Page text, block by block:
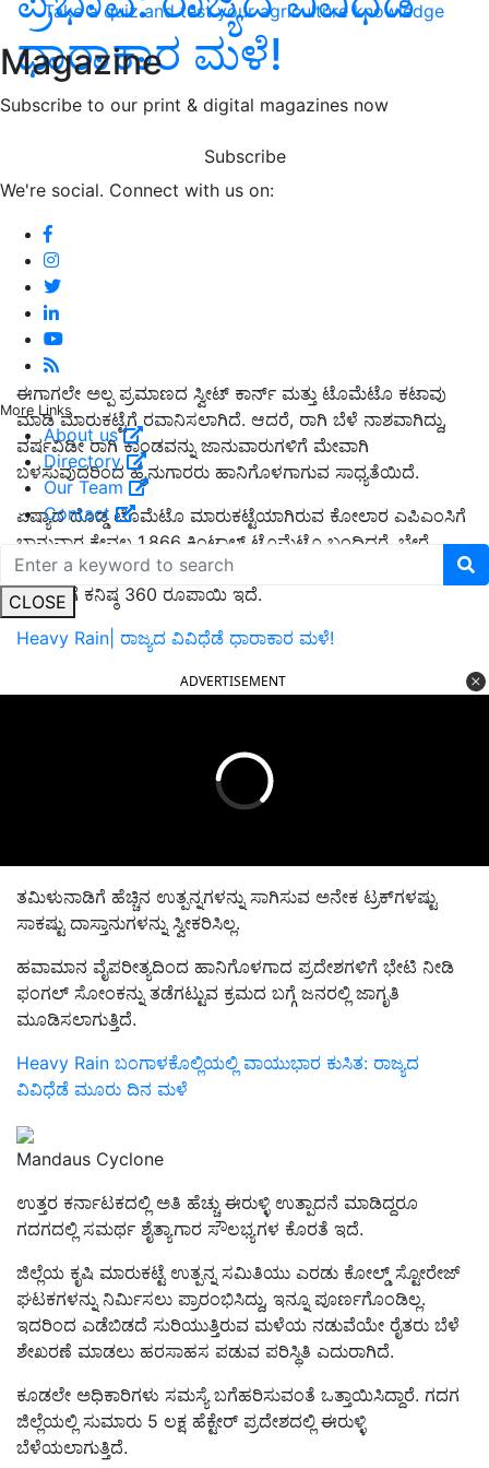
Take a quiz and test your agriculture knowledge
Magazine
Subscribe to our print & digital magazines now
Subscribe
We're social. Connect with us on:
More Links
About us
Directory
Our Team
Contact
CLOSE
ಧಾರಾಕಾರ ಮಳೆ!
ಈಗಾಗಲೇ ಅಲ್ಪ ಪ್ರಮಾಣದ ಸ್ವೀಟ್ ಕಾರ್ನ್ ಮತ್ತು ಟೊಮೆಟೊ ಕಟಾವು
ಮಾಡಿ ಮಾರುಕಟ್ಟೆಗೆ ರವಾನಿಸಲಾಗಿದೆ. ಆದರೆ, ರಾಗಿ ಬೆಳೆ ನಾಶವಾಗಿದ್ದು,
ವರ್ಷವಿಡೀ ರಾಗಿ ಕಾಂಡವನ್ನು ಜಾನುವಾರುಗಳಿಗೆ ಮೇವಾಗಿ
ಬಳಸುವುದರಿಂದ ಹೈನುಗಾರರು ಹಾನಿಗೊಳಗಾಗುವ ಸಾಧ್ಯತೆಯಿದೆ.
ಏಷ್ಯಾದ ದೊಡ್ಡ ಟೊಮೆಟೊ ಮಾರುಕಟ್ಟೆಯಾಗಿರುವ ಕೋಲಾರ ಎಪಿಎಂಸಿಗೆ
ಭಾನುವಾರ ಕೇವಲ 1,866 ಕ್ವಿಂಟಾಲ್ ಟೊಮೆಟೊ ಬಂದಿದ್ದರೆ ಬೇರೆ
ದಿನದಲ್ಲಿ 10 ಸಾವಿರಕ್ವಿಂಟಲ್‌ಗೂಹೆಚ್ಚು
ಕಂಟೆನ್‌ಗೆ ಕನಿಷ್ಠ 360 ರೂಪಾಯಿ ಇದೆ.
Heavy Rain| ರಾಜ್ಯದ ವಿವಿಧೆಡೆ ಧಾರಾಕಾರ ಮಳೆ!
ADVERTISEMENT
ತಮಿಳುನಾಡಿಗೆ ಹೆಚ್ಚಿನ ಉತ್ಪನ್ನಗಳನ್ನು ಸಾಗಿಸುವ ಅನೇಕ ಟ್ರಕ್‌ಗಳಷ್ಟು
ಸಾಕಷ್ಟು ದಾಸ್ತಾನುಗಳನ್ನು ಸ್ವೀಕರಿಸಿಲ್ಲ.
ಹವಾಮಾನ ವೈಪರೀತ್ಯದಿಂದ ಹಾನಿಗೊಳಗಾದ ಪ್ರದೇಶಗಳಿಗೆ ಭೇಟಿ ನೀಡಿ
ಫಂಗಲ್ ಸೋಂಕನ್ನು ತಡೆಗಟ್ಟುವ ಕ್ರಮದ ಬಗ್ಗೆ ಜನರಲ್ಲಿ ಜಾಗೃತಿ
ಮೂಡಿಸಲಾಗುತ್ತಿದೆ.
Heavy Rain ಬಂಗಾಳಕೊಲ್ಲಿಯಲ್ಲಿ ವಾಯುಭಾರ ಕುಸಿತ: ರಾಜ್ಯದ
ವಿವಿಧೆಡೆ ಮೂರು ದಿನ ಮಳೆ
Mandaus Cyclone
ಉತ್ತರ ಕರ್ನಾಟಕದಲ್ಲಿ ಅತಿ ಹೆಚ್ಚು ಈರುಳ್ಳಿ ಉತ್ಪಾದನೆ ಮಾಡಿದ್ದರೂ
ಗದಗದಲ್ಲಿ ಸಮರ್ಥ ಶೈತ್ಯಾಗಾರ ಸೌಲಭ್ಯಗಳ ಕೊರತೆ ಇದೆ.
ಜಿಲ್ಲೆಯ ಕೃಷಿ ಮಾರುಕಟ್ಟೆ ಉತ್ಪನ್ನ ಸಮಿತಿಯು ಎರಡು ಕೋಲ್ಡ್ ಸ್ಟೋರೇಜ್
ಘಟಕಗಳನ್ನು ನಿರ್ಮಿಸಲು ಪ್ರಾರಂಭಿಸಿದ್ದು, ಇನ್ನೂ ಪೂರ್ಣಗೊಂಡಿಲ್ಲ.
ಇದರಿಂದ ಎಡೆಬಿಡದೆ ಸುರಿಯುತ್ತಿರುವ ಮಳೆಯ ನಡುವೆಯೇ ರೈತರು ಬೆಳೆ
ಶೇಖರಣೆ ಮಾಡಲು ಹರಸಾಹಸ ಪಡುವ ಪರಿಸ್ಥಿತಿ ಎದುರಾಗಿದೆ.
ಕೂಡಲೇ ಅಧಿಕಾರಿಗಳು ಸಮಸ್ಯೆ ಬಗೆಹರಿಸುವಂತೆ ಒತ್ತಾಯಿಸಿದ್ದಾರೆ. ಗದಗ
ಜಿಲ್ಲೆಯಲ್ಲಿ ಸುಮಾರು 5 ಲಕ್ಷ ಹೆಕ್ಟೇರ್ ಪ್ರದೇಶದಲ್ಲಿ ಈರುಳ್ಳಿ
ಬೆಳೆಯಲಾಗುತ್ತಿದೆ.